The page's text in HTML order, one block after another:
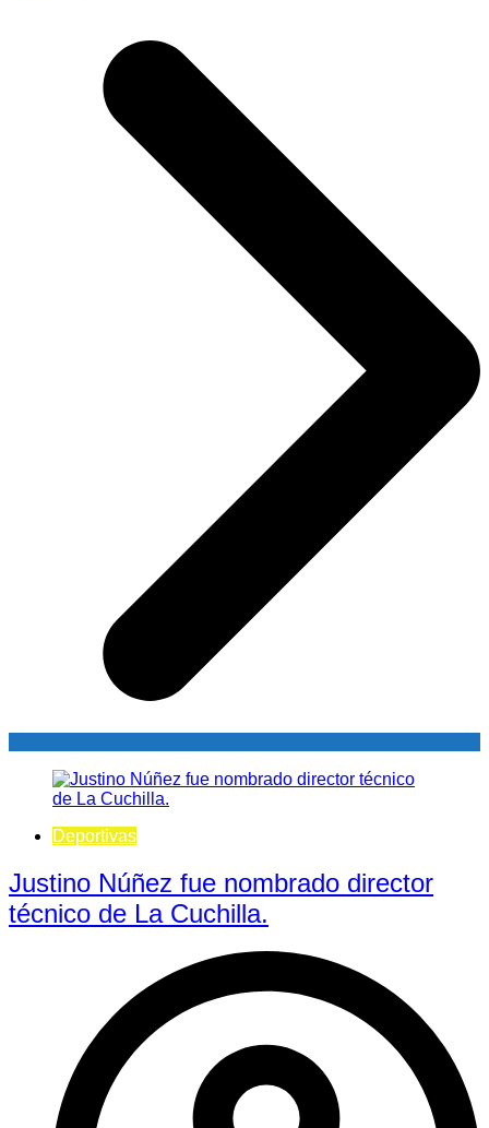
Deportivas
Justino Núñez fue nombrado director
técnico de La Cuchilla.